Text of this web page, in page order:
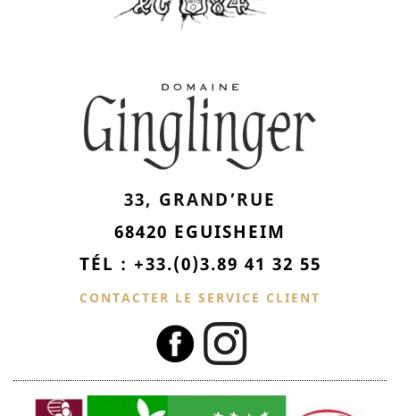
33, GRAND’RUE
68420 EGUISHEIM
TÉL : +33.(0)3.89 41 32 55
CONTACTER LE SERVICE CLIENT